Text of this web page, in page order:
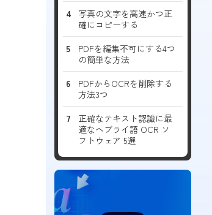
写真の文字を高速かつ正
確にコピーする
PDFを編集不可にする4つ
の簡単な方法
PDFからOCRを削除する
方法3つ
正確なテキスト認識に最
適なヘブライ語 OCR ソ
フトウェア 5選